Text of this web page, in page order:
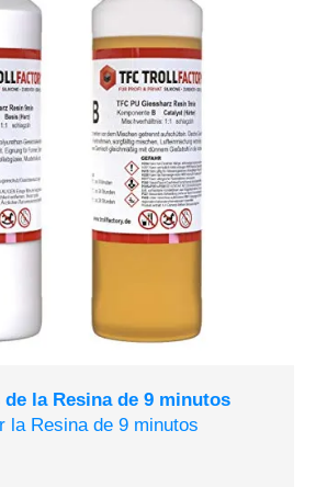
la Resina de 9 minutos
la Resina de 9 minutos